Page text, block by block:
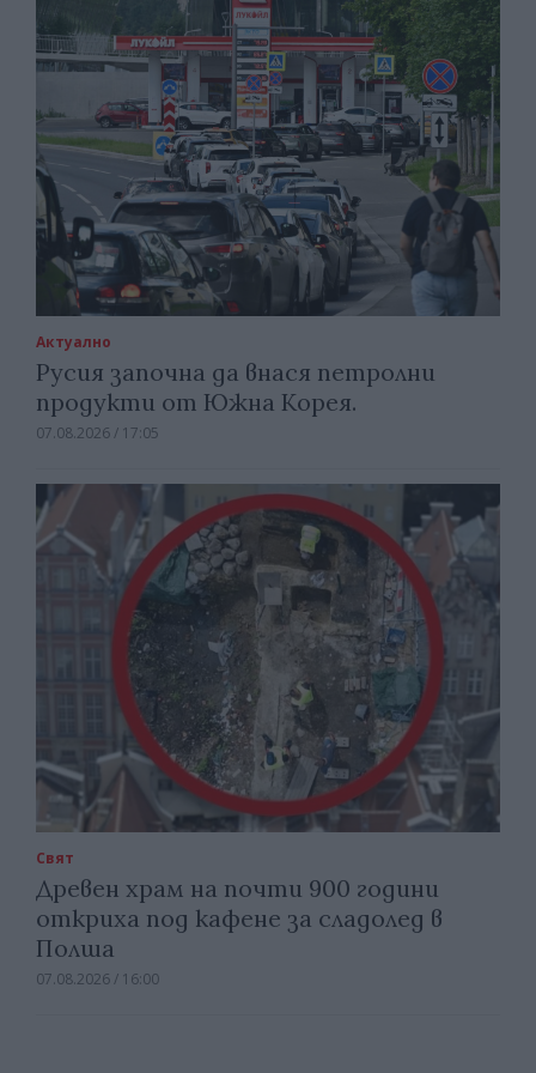
Актуално
Русия започна да внася петролни
продукти от Южна Корея.
07.08.2026 / 17:05
Свят
Древен храм на почти 900 години
откриха под кафене за сладолед в
Полша
07.08.2026 / 16:00